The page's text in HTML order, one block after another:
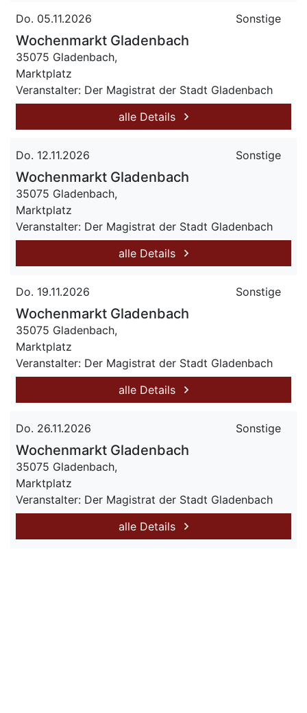
Do. 05.11.2026 Sonstige
Wochenmarkt Gladenbach
35075 Gladenbach,
Marktplatz
Veranstalter: Der Magistrat der Stadt Gladenbach
alle Details
Do. 12.11.2026 Sonstige
Wochenmarkt Gladenbach
35075 Gladenbach,
Marktplatz
Veranstalter: Der Magistrat der Stadt Gladenbach
alle Details
Do. 19.11.2026 Sonstige
Wochenmarkt Gladenbach
35075 Gladenbach,
Marktplatz
Veranstalter: Der Magistrat der Stadt Gladenbach
alle Details
Do. 26.11.2026 Sonstige
Wochenmarkt Gladenbach
35075 Gladenbach,
Marktplatz
Veranstalter: Der Magistrat der Stadt Gladenbach
alle Details